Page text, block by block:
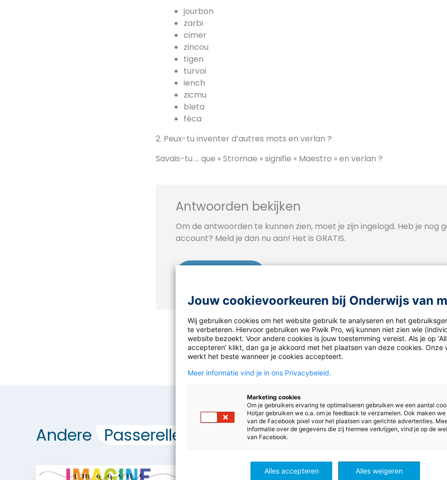
jourbon
zarbi
cimer
zincou
tigen
turvoi
iench
zicmu
bleta
féca
Peux-tu inventer d’autres mots en verlan ?
Savais-tu … que « Stromae » signifie « Maestro » en verlan ?
Antwoorden bekijken
Om de antwoorden te kunnen zien, moet je zijn ingelogd. Heb je nog
account? Meld je dan nu aan! Het is GRATIS.
Andere Passerelle
Jouw cookievoorkeuren bij Onderwijs van
Wij gebruiken cookies om het website gebruik te analyseren en het
te verbeteren. Hiervoor gebruiken we Piwik Pro, wij kunnen niet zien wie
website bezoekt. Voor andere cookies is jouw toestemming vereist. Als je op
accepteren’ klikt, dan ga je akkoord met het plaatsen van deze cookies. Onze
werkt het beste wanneer je cookies accepteert.
Meer informatie vind je in ons Privacybeleid.
Marketing cookies
Om je gebruikers ervaring te optimaliseren gebruiken we een aantal
Hotjar gebruiken we o.a. om je feedback te verzamelen. Ook maken
van de Facebook pixel voor het plaatsen van gerichte advertenties.
informatie over de gegevens die zij hiermee verkrijgen, vind je op de
van Facebook.
Alles accepteren Alles weigeren